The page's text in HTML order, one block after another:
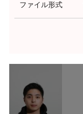
ファイル形式